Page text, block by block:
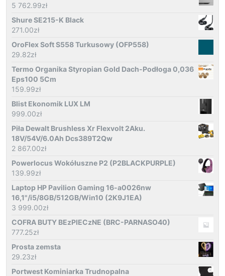
5 762.99zł
Shure SE215-K Black
271.00zł
OroFlex Soft S558 Turkusowy (OFP558)
29.82zł
Termo Organika Styropian Gold Dach-Podłoga 0,036
Eps100 5Cm
159.99zł
Blist Ekonomik LUX LM
999.00zł
Piła Dewalt Brushless Xr Flexvolt 2Aku.
18V/54V/6.0Ah Dcs389T2Qw
2 867.00zł
Powerlocus Wokółuszne P2 (P2BLACKPURPLE)
139.99zł
Laptop HP Pavilion Gaming 16-a0026nw
16,1"/i5/8GB/512GB/Win10 (2K9J1EA)
3 999.00zł
COFRA BUTY BEzPIECzNE (BRC-PARNASO40)
777.25zł
Prosta zemsta
29.23zł
Portwest Kominiarka Trudnopalna